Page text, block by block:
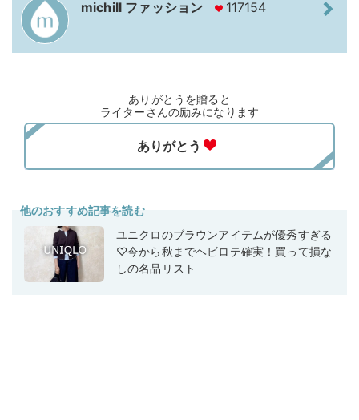
michill ファッション 117154
ありがとうを贈ると
ライターさんの励みになります
他のおすすめ記事を読む
ユニクロのブラウンアイテムが優秀すぎる
♡今から秋までヘビロテ確実！買って損な
しの名品リスト